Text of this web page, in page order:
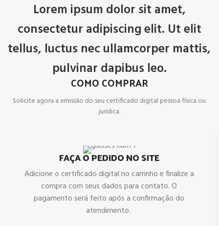
Lorem ipsum dolor sit amet,
consectetur adipiscing elit. Ut elit
tellus, luctus nec ullamcorper mattis,
pulvinar dapibus leo.
COMO COMPRAR
Solicite agora a emissão do seu certificado digital pessoa física ou
jurídica.
FAÇA O PEDIDO NO SITE
Adicione o certificado digital no carrinho e finalize a
compra com seus dados para contato. O
pagamento será feito após a confirmação do
atendimento.